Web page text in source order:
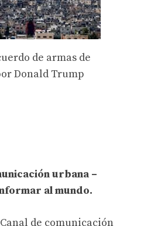
de armas de
Donald Trump
urbana –
al mundo.
de comunicación